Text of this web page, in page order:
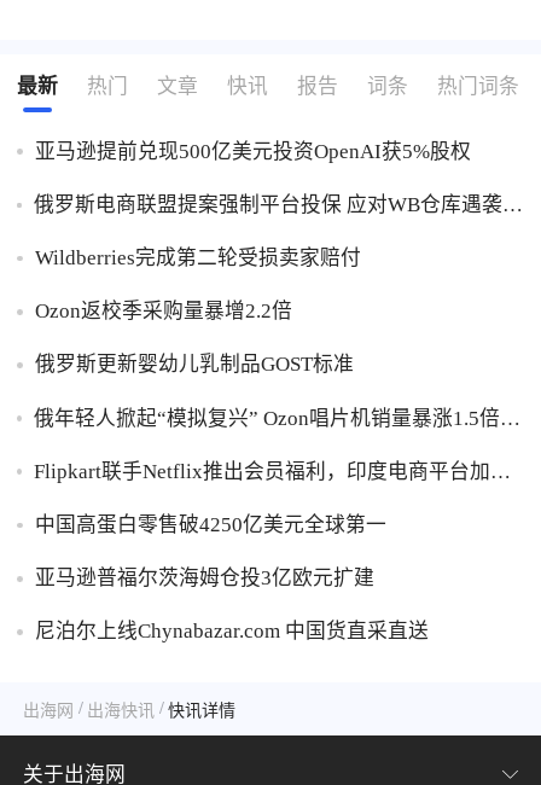
最新 热门 文章 快讯 报告 词条 热门词条
亚马逊提前兑现500亿美元投资OpenAI获5%股权
俄罗斯电商联盟提案强制平台投保 应对WB仓库遇袭卖
Wildberries完成第二轮受损卖家赔付
Ozon返校季采购量暴增2.2倍
俄罗斯更新婴幼儿乳制品GOST标准
俄年轻人掀起“模拟复兴” Ozon唱片机销量暴涨1.5倍黑
Flipkart联手Netflix推出会员福利，印度电商平台加码
中国高蛋白零售破4250亿美元全球第一
亚马逊普福尔茨海姆仓投3亿欧元扩建
尼泊尔上线Chynabazar.com 中国货直采直送
出海网 / 出海快讯 / 快讯详情
关于出海网